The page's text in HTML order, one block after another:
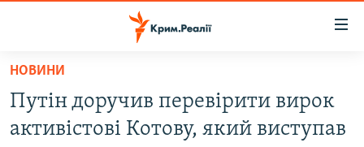
Перейти
основного
матеріалу
ВОДА.КРИМ
НОВИНИ
Путін доручив перевірити вирок
активістові Котову, який виступав